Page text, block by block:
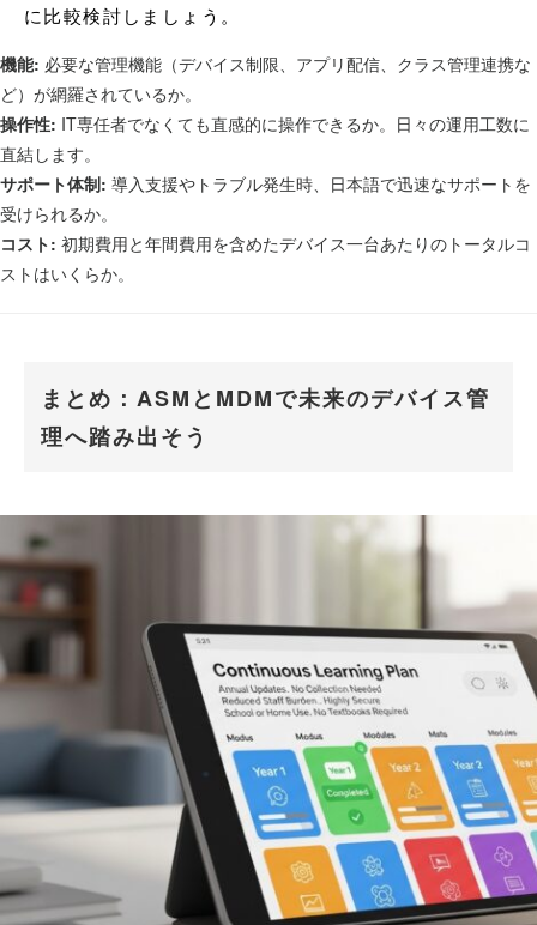
に比較検討しましょう。
機能: 必要な管理機能（デバイス制限、アプリ配信、クラス管理連携な
ど）が網羅されているか。
操作性: IT専任者でなくても直感的に操作できるか。日々の運用工数に
直結します。
サポート体制: 導入支援やトラブル発生時、日本語で迅速なサポートを
受けられるか。
コスト: 初期費用と年間費用を含めたデバイス一台あたりのトータルコ
ストはいくらか。
まとめ：ASMとMDMで未来のデバイス管
理へ踏み出そう